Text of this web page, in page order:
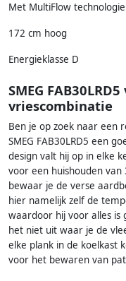
Met MultiFlow
172 cm hoog
Energieklasse D
SMEG
vriescombinatie
Ben je op zoek naar een
SMEG FAB30LRD5 een
design valt hij op in elke
voor een huishouden
bewaar je de verse
hier namelijk zelf de
waardoor hij voor alles is
het niet uit waar je de
elke plank in de koelkast
voor het bewaren van